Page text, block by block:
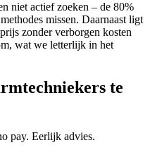
niet actief zoeken – de 80%
missen. Daarnaast ligt
zonder verborgen kosten
wat we letterlijk in het
te
pay. Eerlijk advies.